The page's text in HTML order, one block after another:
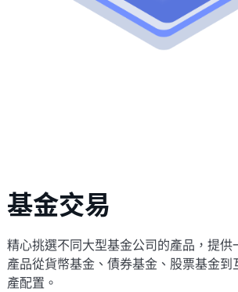
基金交易
精心挑選不同大型基金公司的產品，提
產品從貨幣基金、債券基金、股票基金
產配置。